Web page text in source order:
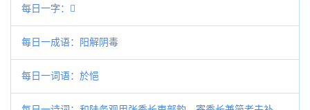
每日一字：𤆼
每日一成语：阳解阴毒
每日一词语：於悒